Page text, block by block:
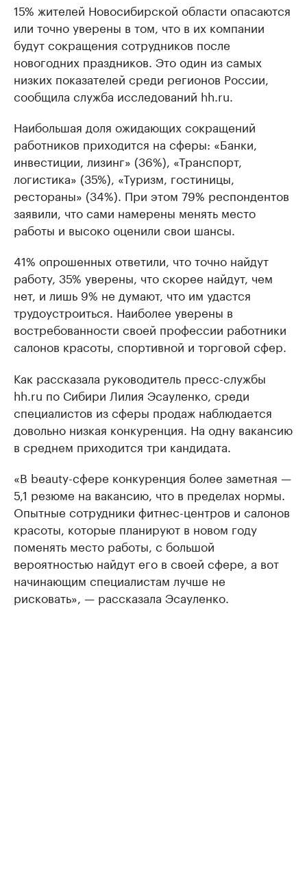
15% жителей Новосибирской области опасаются
или точно уверены в том, что в их компании
будут сокращения сотрудников после
новогодних праздников. Это один из самых
низких показателей среди регионов России,
сообщила служба исследований hh.ru.
Наибольшая доля ожидающих сокращений
работников приходится на сферы: «Банки,
инвестиции, лизинг» (36%), «Транспорт,
логистика» (35%), «Туризм, гостиницы,
рестораны» (34%). При этом 79% респондентов
заявили, что сами намерены менять место
работы и высоко оценили свои шансы.
41% опрошенных ответили, что точно найдут
работу, 35% уверены, что скорее найдут, чем
нет, и лишь 9% не думают, что им удастся
трудоустроиться. Наиболее уверены в
востребованности своей профессии работники
салонов красоты, спортивной и торговой сфер.
Как рассказала руководитель пресс-службы
hh.ru по Сибири Лилия Эсауленко, среди
специалистов из сферы продаж наблюдается
довольно низкая конкуренция. На одну вакансию
в среднем приходится три кандидата.
«В beauty-сфере конкуренция более заметная —
5,1 резюме на вакансию, что в пределах нормы.
Опытные сотрудники фитнес-центров и салонов
красоты, которые планируют в новом году
поменять место работы, с большой
вероятностью найдут его в своей сфере, а вот
начинающим специалистам лучше не
рисковать», — рассказала Эсауленко.